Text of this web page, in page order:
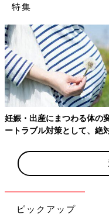
出典：Instagramアカウント「
愛花ちゃんさんが
ット。買ったばかりのオ
めたそうです。このマッ
れなども簡単に掃除でき
超使
ッズ
いる
特集
妊娠・出産にまつわる体の
ートラブル対策として、絶
ピックアップ